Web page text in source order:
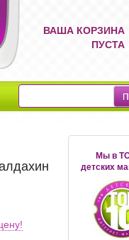
ВАША КОРЗИНА
ПУСТА
Мы в
детских